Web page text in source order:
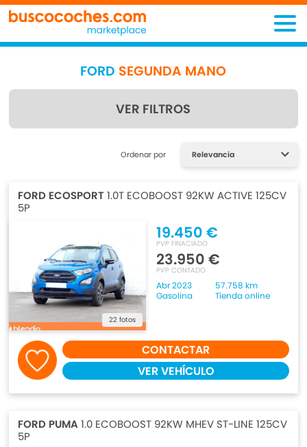
FORD SEGUNDA MANO
VER FILTROS
Encuentra lo que estás
Ordenar por
FORD ECOSPORT1.0T ECOBOOST 92KW ACTIVE 125CV
5P
22 fotos
19.450 €
PVP FINACIADO
23.950 €
PVP CONTADO
Abr 2023
57.758 km
Gasolina
Tienda online
CONTACTAR
VER VEHÍCULO
FORD PUMA1.0 ECOBOOST 92KW MHEV ST-LINE 125CV
5P